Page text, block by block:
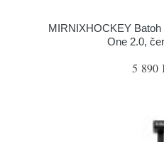
MIRNIXHOCKEY
One 2.0,
5 890